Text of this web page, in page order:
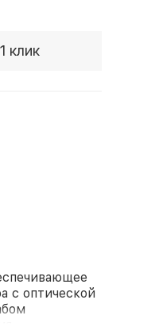
клик
с оптической